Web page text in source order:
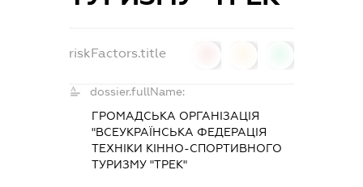
riskFactors.title
dossier.fullName:
ГРОМАДСЬКА ОРГАНІЗАЦІЯ
"ВСЕУКРАЇНСЬКА ФЕДЕРАЦІЯ
ТЕХНІКИ КІННО-СПОРТИВНОГО
ТУРИЗМУ "ТРЕК"